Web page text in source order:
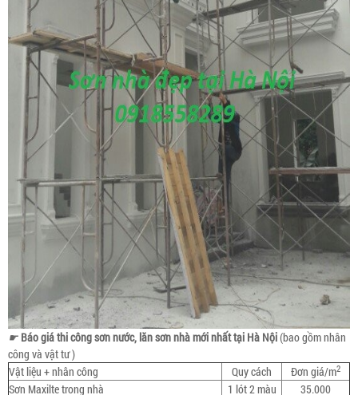
☛ Báo giá thi công sơn nước, lăn sơn nhà mới nhất tại Hà Nội(bao gồm nhân
công và vật tư )
Vật liệu + nhân công
Quy cách Đơn giá/m2
Sơn Maxilte trong nhà 1 lót 2 màu
35.000